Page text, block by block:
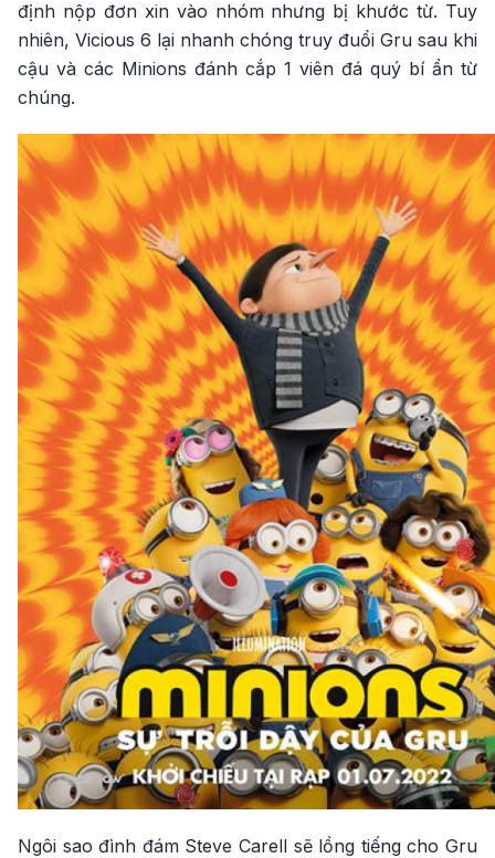
định nộp đơn xin vào nhóm nhưng bị khước từ. Tuy
nhiên, Vicious 6 lại nhanh chóng truy đuổi Gru sau khi
cậu và các Minions đánh cắp 1 viên đá quý bí ẩn từ
chúng.
Ngôi sao đình đám Steve Carell sẽ lồng tiếng cho Gru